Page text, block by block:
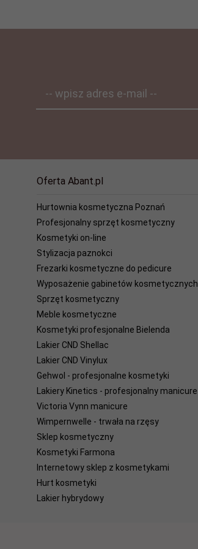
-- wpisz adres e-mail --
Oferta Abant.pl
Hurtownia kosmetyczna Poznań
Profesjonalny sprzęt kosmetyczny
Kosmetyki on-line
Stylizacja paznokci
Frezarki kosmetyczne do pedicure
Wyposażenie gabinetów kosmetycznych
Sprzęt kosmetyczny
Meble kosmetyczne
Kosmetyki profesjonalne Bielenda
Lakier CND Shellac
Lakier CND Vinylux
Gehwol - profesjonalne kosmetyki
Lakiery Kinetics - profesjonalny manicure
Victoria Vynn manicure
Wimpernwelle - trwała na rzęsy
Sklep kosmetyczny
Kosmetyki Farmona
Internetowy sklep z kosmetykami
Hurt kosmetyki
Lakier hybrydowy